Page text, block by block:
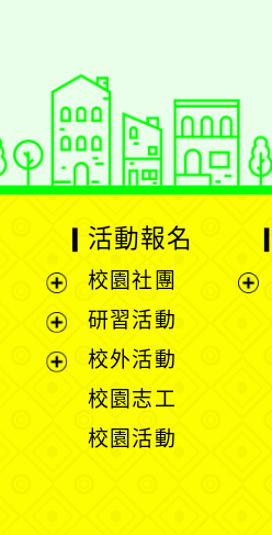
展
選
展
開
活動報名
校園社團
研習活動
校外活動
校園志工
校園活動